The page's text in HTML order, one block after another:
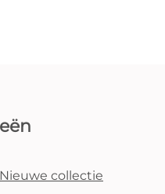
Nieuwe collectie